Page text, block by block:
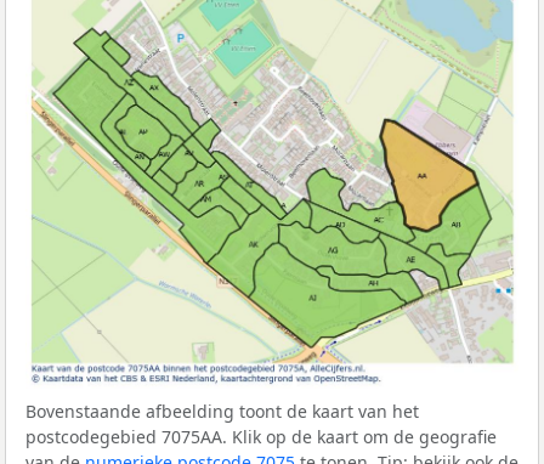
Bovenstaande afbeelding toont de kaart van het
postcodegebied 7075AA. Klik op de kaart om de geografie